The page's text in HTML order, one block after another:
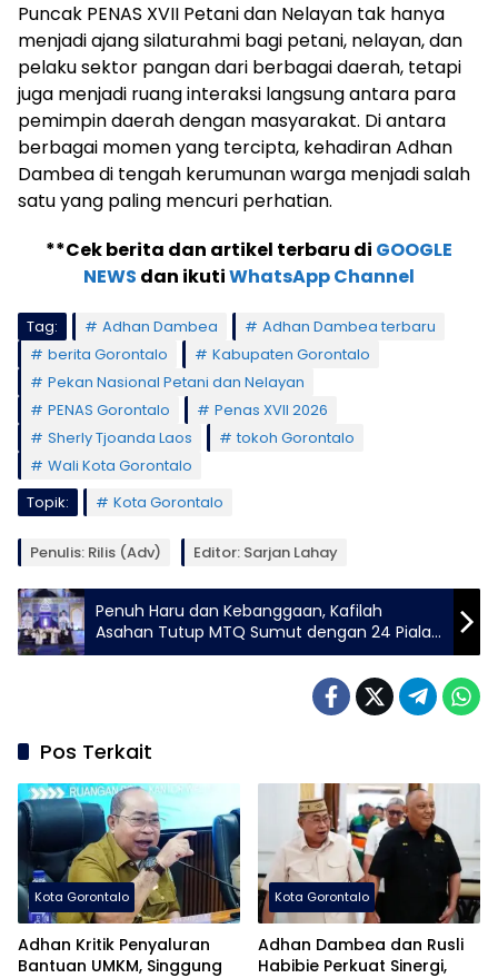
Puncak PENAS XVII Petani dan Nelayan tak hanya
menjadi ajang silaturahmi bagi petani, nelayan, dan
pelaku sektor pangan dari berbagai daerah, tetapi
juga menjadi ruang interaksi langsung antara para
pemimpin daerah dengan masyarakat. Di antara
berbagai momen yang tercipta, kehadiran Adhan
Dambea di tengah kerumunan warga menjadi salah
satu yang paling mencuri perhatian.
**Cek berita dan artikel terbaru di GOOGLE
NEWS dan ikutiWhatsApp Channel
Tag: Adhan Dambea
Adhan Dambea terbaru
berita Gorontalo
Kabupaten Gorontalo
Pekan Nasional Petani dan Nelayan
PENAS Gorontalo
Penas XVII 2026
Sherly Tjoanda Laos
tokoh Gorontalo
Wali Kota Gorontalo
Topik:
Kota Gorontalo
Penulis: Rilis (Adv) Editor: Sarjan Lahay
Penuh Haru dan Kebanggaan, Kafilah
Asahan Tutup MTQ Sumut dengan 24 Piala
dan Hadiah Umrah
Pos Terkait
Kota Gorontalo
Adhan Kritik Penyaluran
Bantuan UMKM, Singgung
Kota Gorontalo
Adhan Dambea dan Rusli
Habibie Perkuat Sinergi,